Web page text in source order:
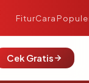
FiturCara
Cek Gratis